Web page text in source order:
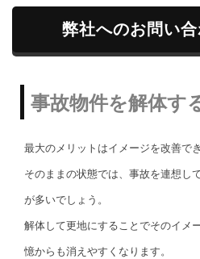
弊社へのお問い
事故物件を解体す
最大のメリットはイメージを改善で
そのままの状態では、事故を連想し
が多いでしょう。
解体して更地にすることでそのイメ
憶からも消えやすくなります。